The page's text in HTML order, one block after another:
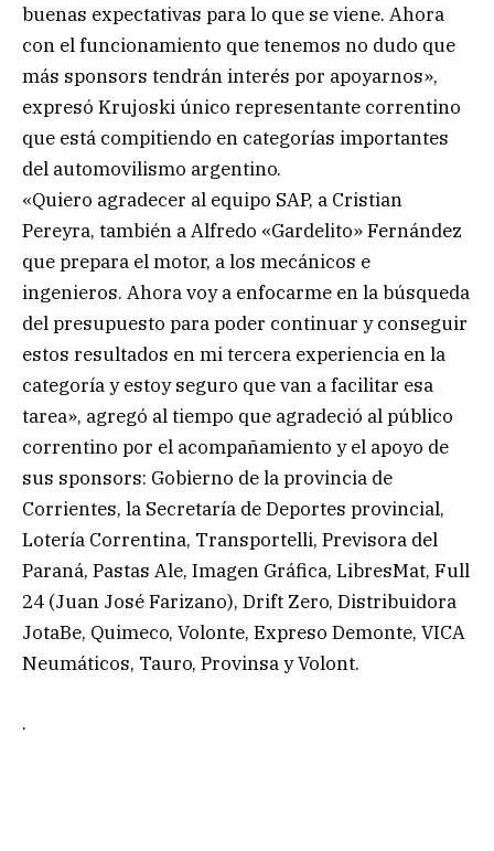
buenas expectativas para lo que se viene. Ahora
con el funcionamiento que tenemos no dudo que
más sponsors tendrán interés por apoyarnos»,
expresó Krujoski único representante correntino
que está compitiendo en categorías importantes
del automovilismo argentino.
«Quiero agradecer al equipo SAP, a Cristian
Pereyra, también a Alfredo «Gardelito» Fernández
que prepara el motor, a los mecánicos e
ingenieros. Ahora voy a enfocarme en la búsqueda
del presupuesto para poder continuar y conseguir
estos resultados en mi tercera experiencia en la
categoría y estoy seguro que van a facilitar esa
tarea», agregó al tiempo que agradeció al público
correntino por el acompañamiento y el apoyo de
sus sponsors: Gobierno de la provincia de
Corrientes, la Secretaría de Deportes provincial,
Lotería Correntina, Transportelli, Previsora del
Paraná, Pastas Ale, Imagen Gráfica, LibresMat, Full
24 (Juan José Farizano), Drift Zero, Distribuidora
JotaBe, Quimeco, Volonte, Expreso Demonte, VICA
Neumáticos, Tauro, Provinsa y Volont.
.